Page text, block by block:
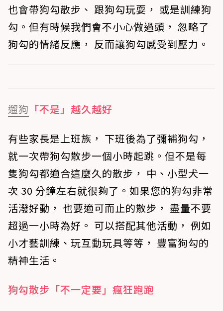
也會帶狗勾散步、 跟狗勾玩耍， 或是訓練狗
勾。但有時候我們會不小心做過頭， 忽略了
狗勾的情緒反應， 反而讓狗勾感受到壓力。
遛狗 「不是」越久越好
有些家長是上班族， 下班後為了彌補狗勾，
就一次帶狗勾散步一個小時起跳。但不是每
隻狗勾都適合這麼久的散步， 中、小型犬一
次 30 分鐘左右就很夠了。如果您的狗勾非常
活潑好動， 也要適可而止的散步， 盡量不要
超過一小時為好。 可以搭配其他活動， 例如
小才藝訓練、玩互動玩具等等， 豐富狗勾的
精神生活。
狗勾散步「不一定要」瘋狂跑跑